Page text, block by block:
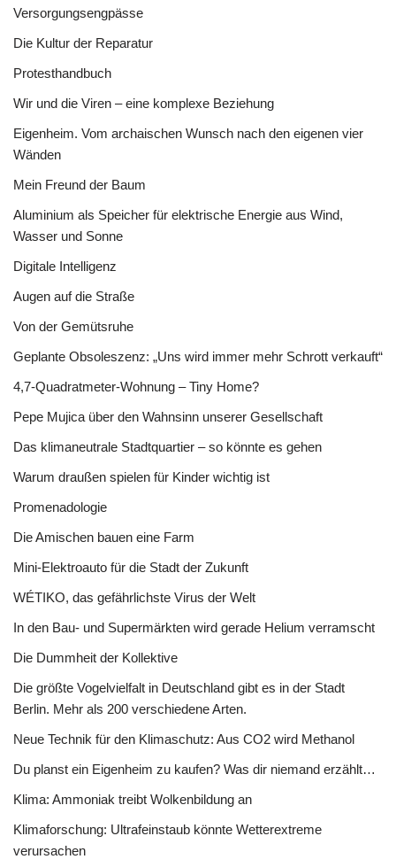
Versorgungsengpässe
Die Kultur der Reparatur
Protesthandbuch
Wir und die Viren – eine komplexe Beziehung
Eigenheim. Vom archaischen Wunsch nach den eigenen vier
Wänden
Mein Freund der Baum
Aluminium als Speicher für elektrische Energie aus Wind,
Wasser und Sonne
Digitale Intelligenz
Augen auf die Straße
Von der Gemütsruhe
Geplante Obsoleszenz: „Uns wird immer mehr Schrott verkauft“
4,7-Quadratmeter-Wohnung – Tiny Home?
Pepe Mujica über den Wahnsinn unserer Gesellschaft
Das klimaneutrale Stadtquartier – so könnte es gehen
Warum draußen spielen für Kinder wichtig ist
Promenadologie
Die Amischen bauen eine Farm
Mini-Elektroauto für die Stadt der Zukunft
WÉTIKO, das gefährlichste Virus der Welt
In den Bau- und Supermärkten wird gerade Helium verramscht
Die Dummheit der Kollektive
Die größte Vogelvielfalt in Deutschland gibt es in der Stadt
Berlin. Mehr als 200 verschiedene Arten.
Neue Technik für den Klimaschutz: Aus CO2 wird Methanol
Du planst ein Eigenheim zu kaufen? Was dir niemand erzählt…
Klima: Ammoniak treibt Wolkenbildung an
Klimaforschung: Ultrafeinstaub könnte Wetterextreme
verursachen